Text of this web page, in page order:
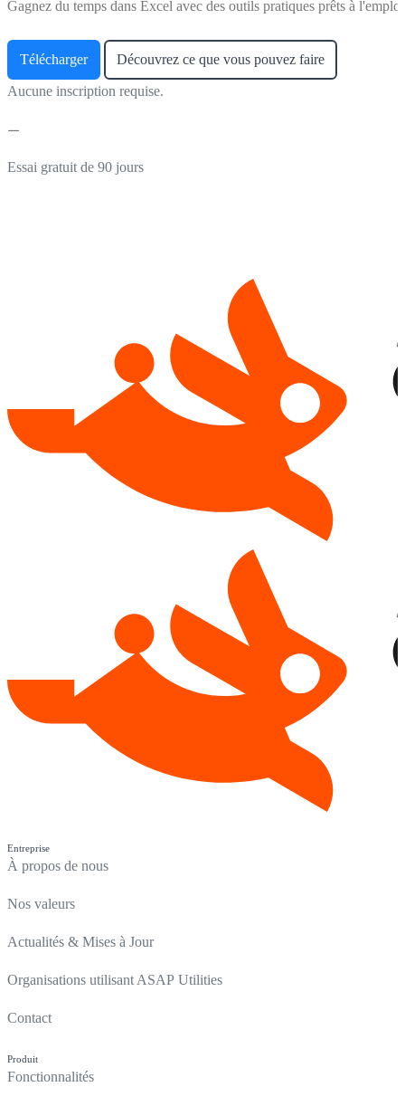
Gagnez du temps dans Excel avec des outils pratiques prêts à
Télécharger Découvrez ce que vous pouvez faire
Aucune inscription requise.
Essai gratuit de 90 jours
Entreprise
À propos de nous
Nos valeurs
Actualités & Mises à Jour
Organisations utilisant ASAP Utilities
Contact
Produit
Fonctionnalités